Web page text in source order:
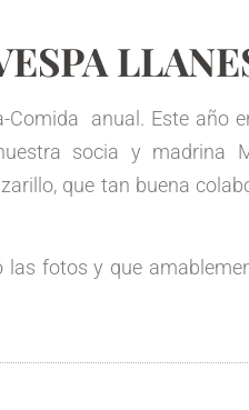
Este año en el
socia y madrina
que tan buena
amablemente